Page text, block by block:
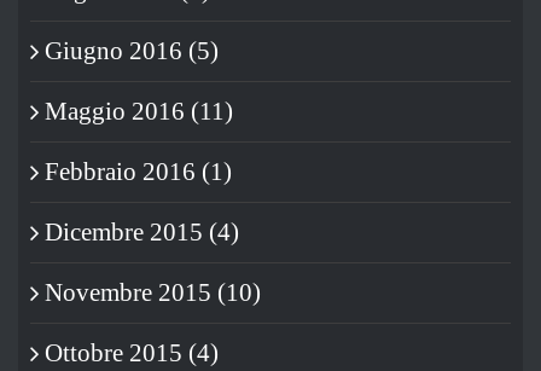
Giugno 2016 (5)
Maggio 2016 (11)
Febbraio 2016 (1)
Dicembre 2015 (4)
Novembre 2015 (10)
Ottobre 2015 (4)